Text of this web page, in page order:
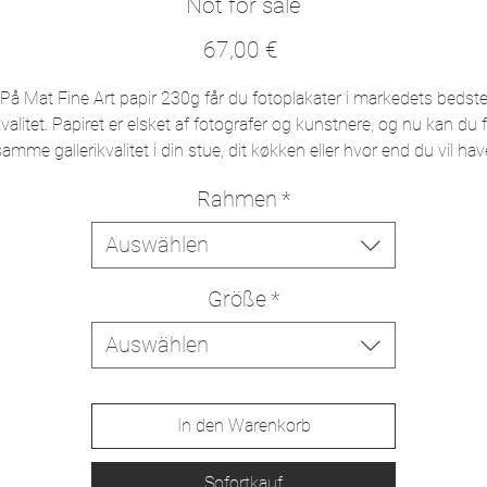
Not for sale
67,00 €
På Mat Fine Art papir 230g får du fotoplakater i markedets bedste
Papiret er elsket af fotografer og kunstnere, og nu kan du
gallerikvalitet i din stue, dit køkken eller hvor end du vil
papir med mat finish Mat Fine Art papir 230g har en
finish og lys tone, som sikrer kontrastfulde prints i høj opløsning.
fantastisk farvemættet resultat. Papiret stammer fra skove, der
forvaltes i overenstemmelse med en lang række sociale og
miljømæssige kriterier. Blandt andet at der ikke må fældes flere træer
bæredygtigt valg til dit billede.
Rahmen *
Auswählen
Größe*
Auswählen
In den Warenkorb